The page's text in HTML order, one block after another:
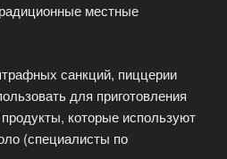
местные
санкций, пиццерии
для приготовления
которые используют
(специалисты по